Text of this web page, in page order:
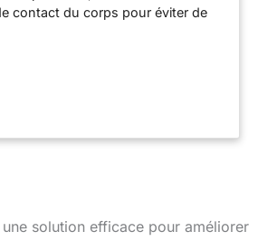
contact du corps pour éviter de
doux et une sensation
pour assurer qualité, sécurité et
et expédié dans une boîte.
laissez-le reprendre sa forme
d’un bon sommeil réparateur
solution efficace pour améliorer